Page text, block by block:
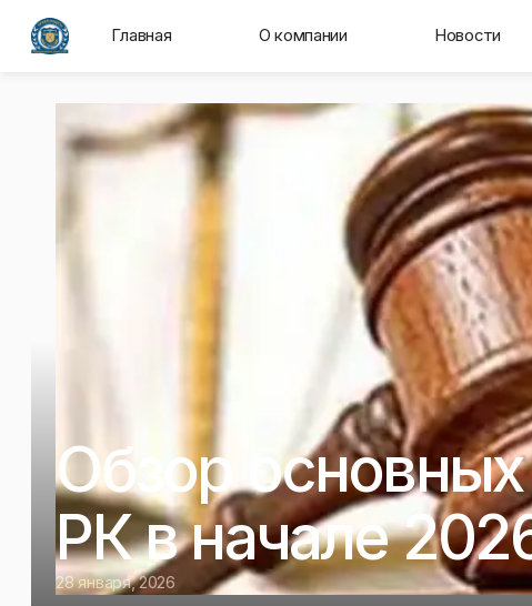
Главная О компании Новости
Обзор
РК в начале
28 января, 2026